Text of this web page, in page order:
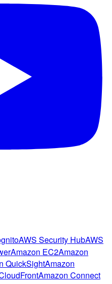
AWS Security HubAWS
Amazon EC2Amazon
QuickSightAmazon
Amazon Connect